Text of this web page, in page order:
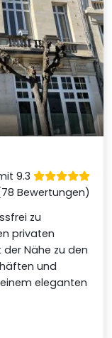
9.3
Bewertungen)
zu
privaten
Nähe zu den
und
eleganten